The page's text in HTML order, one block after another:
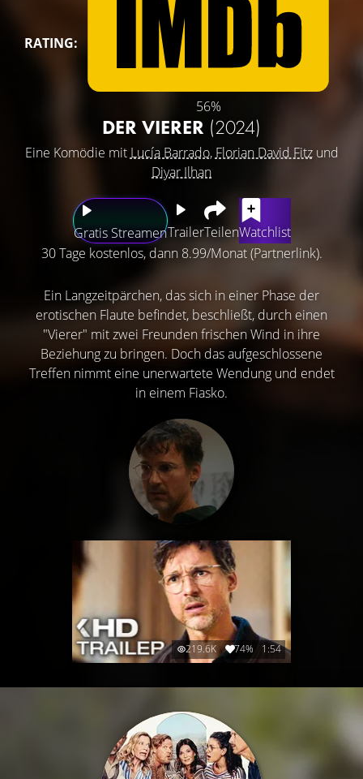
RATING:
56%
DER VIERER (2024)
Eine Komödie mit Lucía Barrado, Florian David Fitzund
Diyar Ilhan
Gratis StreamenTrailerTeilenWatchlist
30 Tage kostenlos, dann 8.99/Monat (Partnerlink).
Ein Langzeitpärchen, das sich in einer Phase der
erotischen Flaute befindet, beschließt, durch einen
"Vierer" mit zwei Freunden frischen Wind in ihre
Beziehung zu bringen. Doch das aufgeschlossene
Treffen nimmt eine unerwartete Wendung und endet
in einem Fiasko.
219.6K 74% 1:54